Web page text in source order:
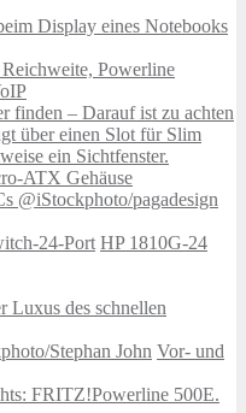
Display eines Notebooks
Powerline
finden – Darauf ist zu achten
ATX Gehäuse
HP 1810G-24
Luxus des schnellen
Vor- und